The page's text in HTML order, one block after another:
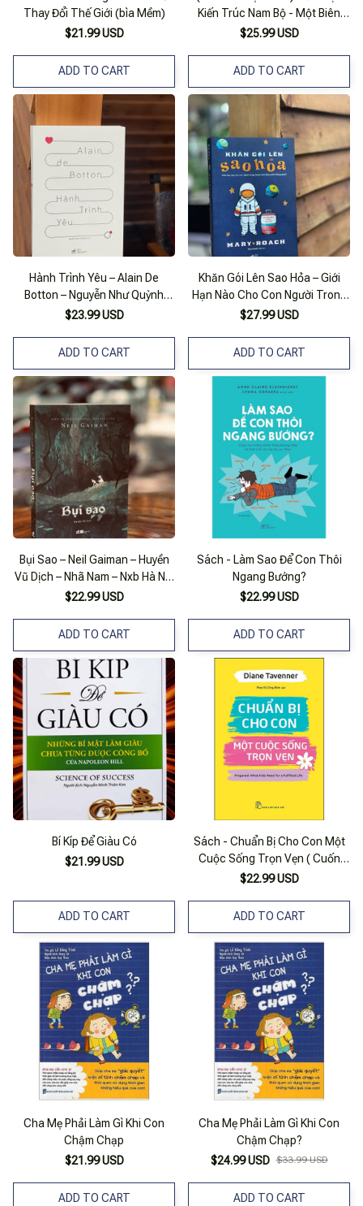
Thay Đổi Thế Giới (bìa Mềm)
$21.99 USD
ADD TO CART
Kiến Trúc Nam Bộ - Một Biên
Niên Khảo Về Kiến Trúc Dân
Tản Mạn Kiến Trúc – Nhã Nam –
$25.99 USD
ADD TO CART
Hành Trình Yêu – Alain De
Botton – Nguyễn Như Quỳnh
Dịch – Nhã Nam – Nxb Thế Giới
$23.99 USD
ADD TO CART
Khăn Gói Lên Sao Hỏa – Giới
Hạn Nào Cho Con Người Trong
Hành Trình Khám Phá Không
Danh Việt Dịch – Nhã Nam – Nxb
$27.99 USD
ADD TO CART
Bụi Sao – Neil Gaiman – Huyền
Vũ Dịch – Nhã Nam – Nxb Hà Nội
(Bìa Mềm)
$22.99 USD
ADD TO CART
Sách - Làm Sao Để Con Thôi
Ngang Bướng?
$22.99 USD
ADD TO CART
Bí Kíp Để Giàu Có
$21.99 USD
ADD TO CART
Sách - Chuẩn Bị Cho Con Một
Cuộc Sống Trọn Vẹn ( Cuốn
Sách Dành Cho Các Bậc Cha
$22.99 USD
ADD TO CART
Cha Mẹ Phải Làm Gì Khi Con
Chậm Chạp
$21.99 USD
ADD TO CART
Cha Mẹ Phải Làm Gì Khi Con
Chậm Chạp?
$24.99 USD $33.99 USD
ADD TO CART